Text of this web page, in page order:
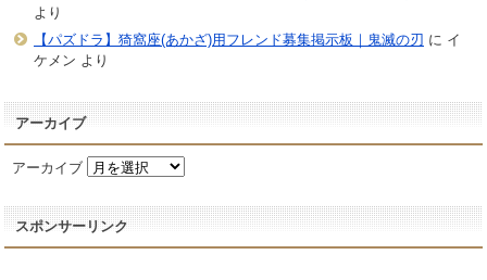
より
【パズドラ】猗窩座(あかざ)用フレンド募集掲示板｜鬼滅の刃 に イ
ケメン より
アーカイブ
アーカイブ
スポンサーリンク